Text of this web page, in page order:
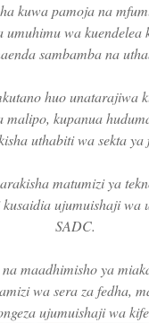
kuwa pamoja na
wa
sambamba na
huo unatarajiwa
kupanua
uthabiti wa sekta ya
matumizi ya
ujumuishaji wa
SADC.
maadhimisho ya
wa sera za fedha,
ujumuishaji wa